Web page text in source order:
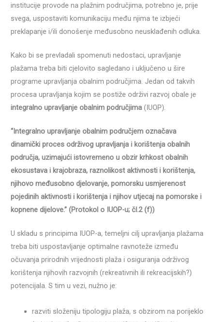
institucije provode na plažnim područjima, potrebno je, prije
svega, uspostaviti komunikaciju među njima te izbjeći
preklapanje i/ili donošenje međusobno neusklađenih odluka.
Kako bi se prevladali spomenuti nedostaci, upravljanje
plažama treba biti cjelovito sagledano i uključeno u šire
programe upravljanja obalnim područjima. Jedan od takvih
procesa upravljanja kojim se postiže održivi razvoj obale je
integralno upravljanje obalnim područjima (IUOP).
“Integralno upravljanje obalnim područjem označava
dinamički proces održivog upravljanja i korištenja obalnih
područja, uzimajući istovremeno u obzir krhkost obalnih
ekosustava i krajobraza, raznolikost aktivnosti i korištenja,
njihovo međusobno djelovanje, pomorsku usmjerenost
pojedinih aktivnosti i korištenja i njihov utjecaj na pomorske i
kopnene dijelove.” (Protokol o IUOP-u; čl.2 (f))
U skladu s principima IUOP-a, temeljni cilj upravljanja plažama
treba biti uspostavljanje optimalne ravnoteže između
očuvanja prirodnih vrijednosti plaža i osiguranja održivog
korištenja njihovih razvojnih (rekreativnih ili rekreacijskih?)
potencijala. S tim u vezi, nužno je:
razviti složeniju tipologiju plaža, s obzirom na porijeklo